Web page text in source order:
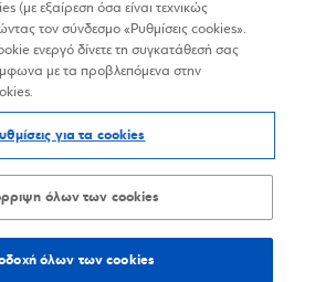
Όροι Χρήσης
στον Διαδικτυακό Τόπο
Προσβασιμότητας
Sitemap
(με εξαίρεση όσα είναι τεχνικώς
τον σύνδεσμο «Ρυθμίσεις cookies».
ενεργό δίνετε τη συγκατάθεσή σας
με τα προβλεπόμενα στην
για τα cookies
όλων των cookies
όλων των cookies